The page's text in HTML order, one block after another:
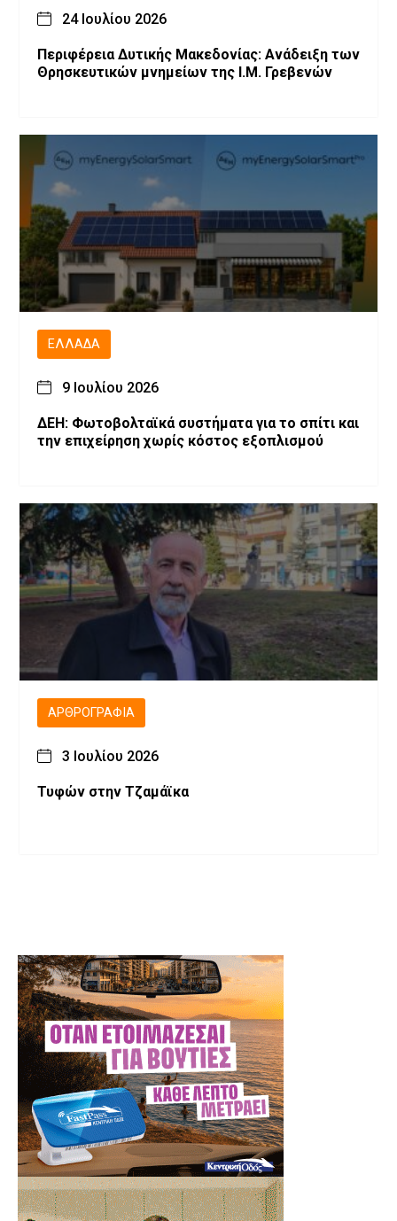
24 Ιουλίου 2026
Περιφέρεια Δυτικής Μακεδονίας: Ανάδειξη των
ΕΛΛΆΔΑ
9 Ιουλίου 2026
ΔΕΗ: Φωτοβολταϊκά συστήματα για το σπίτι και
την επιχείρηση χωρίς κόστος εξοπλισμού
ΑΡΘΡΟΓΡΑΦΊΑ
3 Ιουλίου 2026
Τυφών στην Τζαμάϊκα